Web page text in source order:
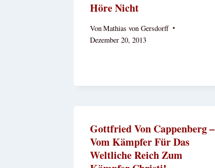
Höre Nicht
VonMathias von Gersdorff
Dezember 20, 2013
Gottfried Von Cappenberg –
Vom Kämpfer Für Das
Weltliche Reich Zum